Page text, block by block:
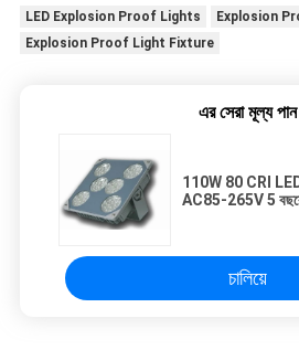
LED Explosion Proof Lights
Explosion
Explosion Proof Light Fixture
এর সেরা মূল্য পান
110W 80 CRI LED
AC85-265V 5 বছরের
চালিয়ে